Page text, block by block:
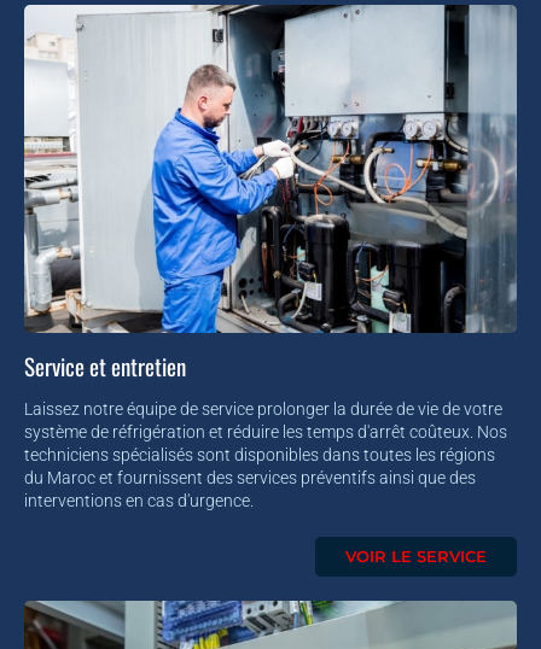
Service et entretien
Laissez notre équipe de service prolonger la durée de vie de votre
système de réfrigération et réduire les temps d'arrêt coûteux. Nos
techniciens spécialisés sont disponibles dans toutes les régions
du Maroc et fournissent des services préventifs ainsi que des
interventions en cas d'urgence.
VOIR LE SERVICE